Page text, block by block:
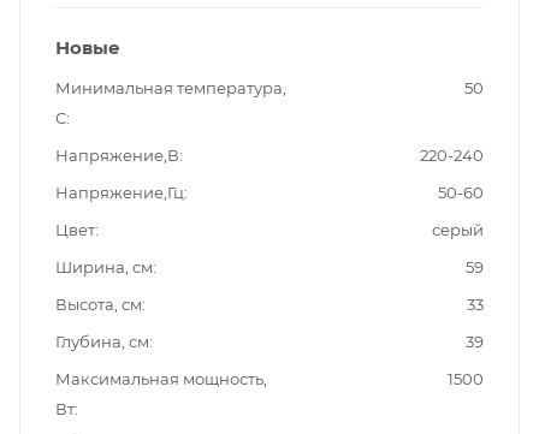
Новые
Минимальная температура,
С
50
Напряжение,В
220-240
Напряжение,Гц
50-60
Цвет
серый
Ширина, см
59
Высота, см
33
Глубина, см
39
Максимальная мощность,
Вт
1500